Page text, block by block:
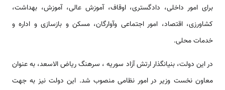
برای امور داخلی، دادگستری، اوقاف، آموزش عالی، آموزش، بهداشت،
کشاورزی، اقتصاد، امور اجتماعی وآوارگان، مسکن و بازسازی و اداره و
خدمات محلی.
در این دولت، بنیانگذار ارتش آزاد سوریه ، سرهنگ ریاض الاسعد، به عنوان
معاون نخست وزیر در امور نظامی منصوب شد. این دولت نیز به جهت